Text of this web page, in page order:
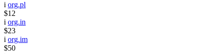
i org.pl
$12
i org.in
$23
i org.im
$50